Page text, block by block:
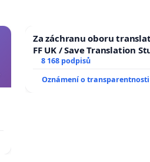
Za záchranu oboru
FF UK / Save Translation
the Faculty of Arts, Charles
University
8 168 podpisů
Oznámení o transparentnosti